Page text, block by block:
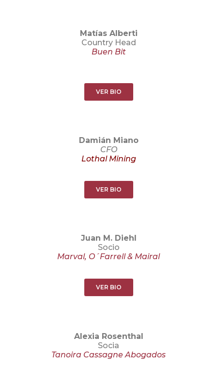
Matías Alberti
Country Head
Buen Bit
VER BIO
Damián Miano
CFO
Lothal Mining
VER BIO
Juan M. Diehl
Socio
Marval, O´Farrell & Mairal
VER BIO
Alexia Rosenthal
Socia
Tanoira Cassagne Abogados